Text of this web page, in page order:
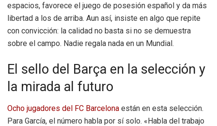
espacios, favorece el juego de posesión español y da más
libertad a los de arriba. Aun así, insiste en algo que repite
con convicción: la calidad no basta si no se demuestra
sobre el campo. Nadie regala nada en un Mundial.
El sello del Barça en la selección y
la mirada al futuro
Ocho jugadores del FC Barcelona están en esta selección.
Para García, el número habla por sí solo. «Habla del trabajo